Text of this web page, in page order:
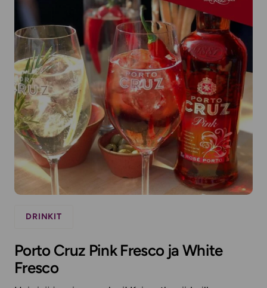
DRINKIT
Porto Cruz Pink Fresco ja White
Fresco